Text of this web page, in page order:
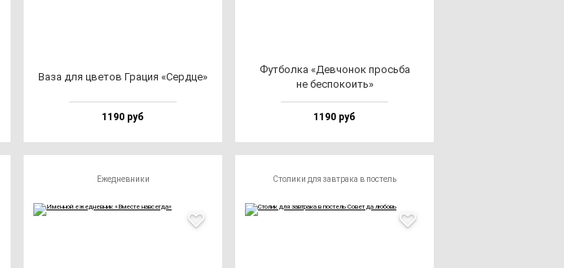
Ваза для цве­тов Гра­ция «Сер­дце»
1190 руб
Фут­бол­ка «Дев­чо­нок прось­ба
не бес­по­ко­ить»
1190 руб
Ежедневники Столики для завтрака в постель